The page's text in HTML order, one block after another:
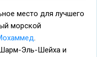
место для лучшего
морской
.
Эль-Шейха и